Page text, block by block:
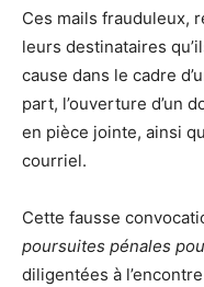
Ces mails frauduleux,
leurs destinataires
cause dans le cadre
part, l’ouverture d’un
en pièce jointe, ainsi
courriel.
Cette fausse
poursuites pénales
diligentées à